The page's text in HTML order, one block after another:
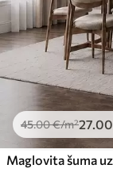
45.00€/m²27.00